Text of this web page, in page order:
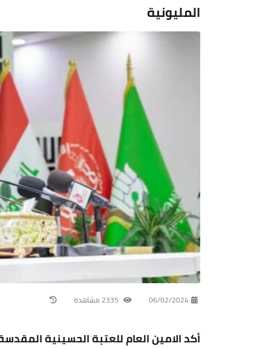
المليونية
06/02/2024
أكد الامين العام للعتبة الحسينية